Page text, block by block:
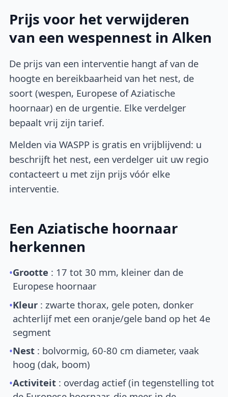
Prijs voor het verwijderen
van een wespennest in Alken
De prijs van een interventie hangt af van de
hoogte en bereikbaarheid van het nest, de
soort (wespen, Europese of Aziatische
hoornaar) en de urgentie. Elke verdelger
bepaalt vrij zijn tarief.
Melden via WASPP is gratis en vrijblijvend: u
beschrijft het nest, een verdelger uit uw regio
contacteert u met zijn prijs vóór elke
interventie.
Een Aziatische hoornaar
herkennen
•Grootte : 17 tot 30 mm, kleiner dan de
Europese hoornaar
•Kleur : zwarte thorax, gele poten, donker
achterlijf met een oranje/gele band op het 4e
segment
•Nest : bolvormig, 60-80 cm diameter, vaak
hoog (dak, boom)
•Activiteit : overdag actief (in tegenstelling tot